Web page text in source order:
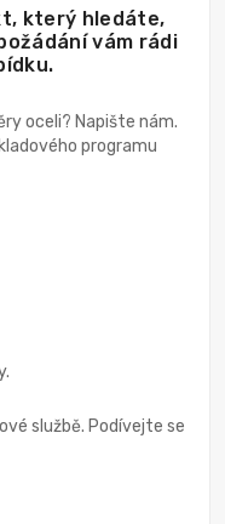
který hledáte,
vám rádi
oceli? Napište nám.
programu
službě. Podívejte se